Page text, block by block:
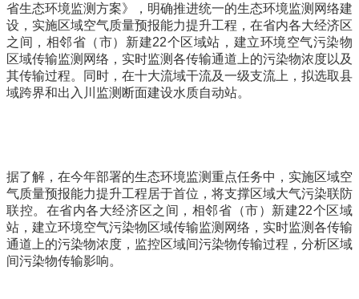
省生态环境监测方案》，明确推进统一的生态环境监测网络建
设，实施区域空气质量预报能力提升工程，在省内各大经济区
之间，相邻省（市）新建22个区域站，建立环境空气污染物
区域传输监测网络，实时监测各传输通道上的污染物浓度以及
其传输过程。同时，在十大流域干流及一级支流上，拟选取县
域跨界和出入川监测断面建设水质自动站。
据了解，在今年部署的生态环境监测重点任务中，实施区域空
气质量预报能力提升工程居于首位，将支撑区域大气污染联防
联控。在省内各大经济区之间，相邻省（市）新建22个区域
站，建立环境空气污染物区域传输监测网络，实时监测各传输
通道上的污染物浓度，监控区域间污染物传输过程，分析区域
间污染物传输影响。